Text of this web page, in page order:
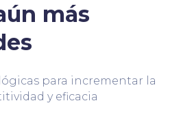
más
para incrementar la
y eficacia